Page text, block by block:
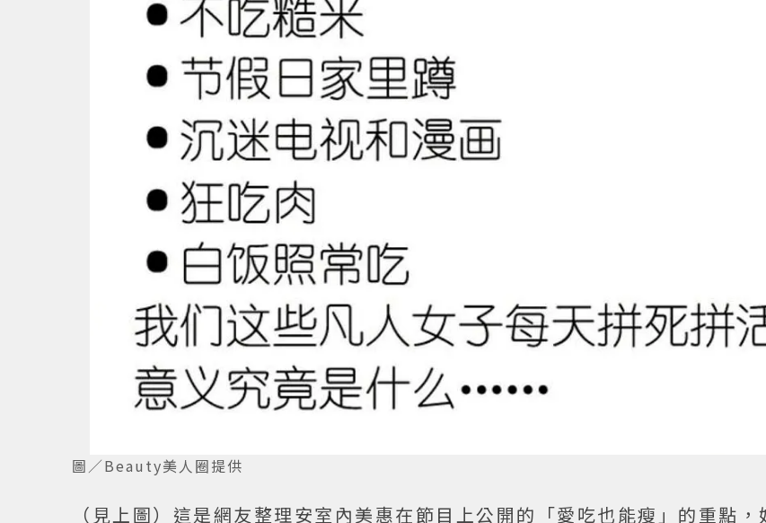
圖／Beauty美人圈提供
（見上圖）這是網友整理安室內美惠在節目上公開的「愛吃也能瘦」的重點，